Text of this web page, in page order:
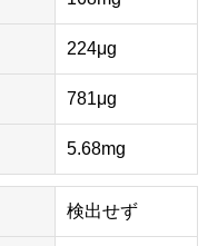
224μg
781μg
5.68mg
検出せず